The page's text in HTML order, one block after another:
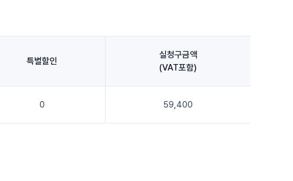
특별할인
실청구금액
(VAT포함)
0 59,400